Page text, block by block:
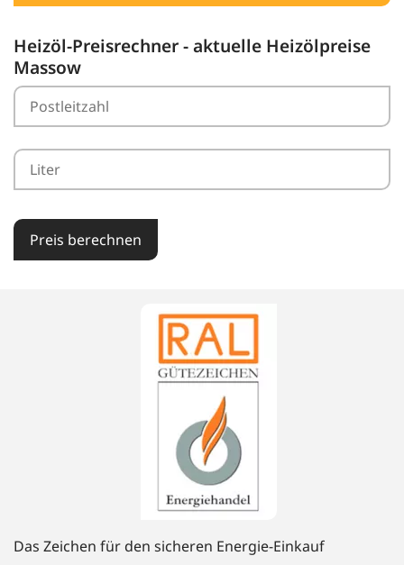
Heizöl-Preisrechner - aktuelle Heizölpreise
Massow
Preis berechnen
Das Zeichen für den sicheren Energie-Einkauf